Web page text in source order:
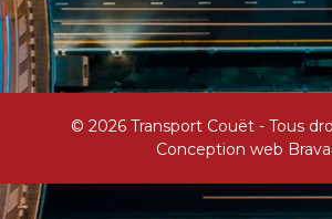
© 2026 Transport Couët - Tous
Conception web